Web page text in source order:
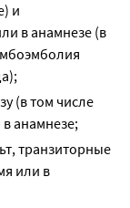
и
в анамнезе (в
(в том числе
анамнезе;
транзиторные
или в